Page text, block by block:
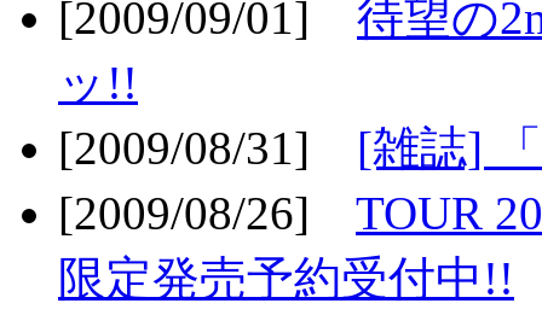
[2009/09/01] 待望の
ッ!!
[2009/08/31] [雑誌]
[2009/08/26] TOUR
限定発売予約受付中!!